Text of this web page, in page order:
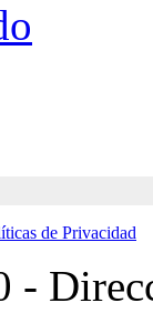
de Privacidad
-